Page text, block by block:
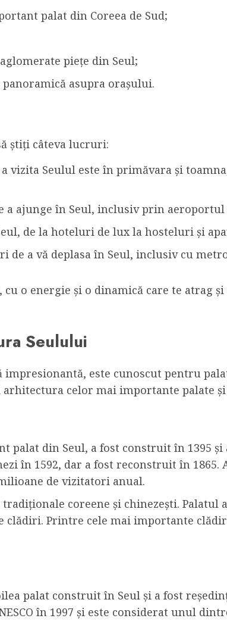
palat din Coreea de Sud;
piețe din Seul;
asupra orașului.
știți câteva lucruri:
vizita Seulul este în primăvara și
a ajunge în Seul, inclusiv prin
de la hoteluri de lux la hosteluri și
de a vă deplasa în Seul, inclusiv cu
o energie și o dinamică care te atrag
Seulului
este cunoscut pentru
celor mai importante palate
palat din Seul, a fost construit în 1395
în 1592, dar a fost reconstruit în
de vizitatori anual.
coreene și chinezești. Palatul
clădiri. Printre cele mai importante
palat construit în Seul și a fost
în 1997 și este considerat unul